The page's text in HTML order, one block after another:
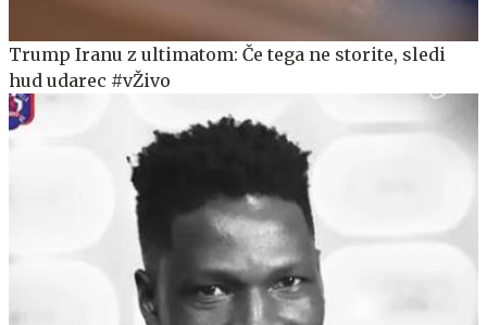
Trump Iranu z ultimatom: Če tega ne storite, sledi
hud udarec #vŽivo